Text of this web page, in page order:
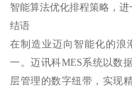
智能算法优化排程策略，进
结语
在制造业迈向智能化的浪
一。迈讯科MES系统以数
层管理的数字纽带，实现